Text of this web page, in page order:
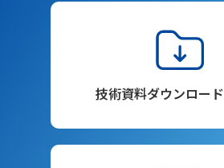
技術資料ダウンロード